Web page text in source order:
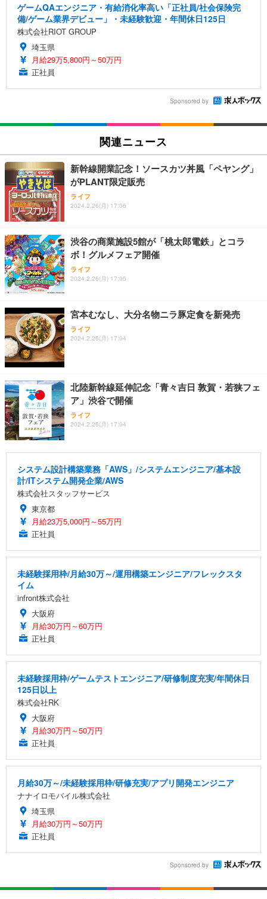
ゲームQAエンジニア・有給消化率高い「正社員/社会保険完
備/ゲーム業界デビュー」・未経験歓迎・年間休日125日
株式会社RIOT GROUP
埼玉県
月給29万5,800円～50万円
正社員
Sponsored by
関連ニュース
新幹線開業記念！ソースカツ丼風「ペヤング」
がPLANT限定販売
ライフ
2024.2.26(月) 17:06
渋谷の商業施設5館が「桃太郎電鉄」とコラ
ボ！グルメフェア開催
ライフ
2024.2.26(月) 17:05
宮本むなし、大分名物ニラ豚定食を新発売
ライフ
2024.2.26(月) 17:04
北陸新幹線延伸記念「青々吉日 敦賀・若狭フェ
ア」渋谷で開催
ライフ
2024.2.26(月) 17:04
システム設計構築業務「AWS」/システムエンジニア/基本設
計/ITシステム開発企業/AWS
株式会社スタッフサービス
東京都
月給23万5,000円～55万円
正社員
未経験採用枠/月給30万～/運用構築エンジニア/フレックスタ
イム
infront株式会社
大阪府
月給30万円～60万円
正社員
未経験採用枠/ゲームテストエンジニア/研修制度充実/年間休日
125日以上
株式会社RK
大阪府
月給30万円～50万円
正社員
月給30万～/未経験採用枠/研修充実/アプリ開発エンジニア
ナナイロモバイル株式会社
埼玉県
月給30万円～50万円
正社員
Sponsored by